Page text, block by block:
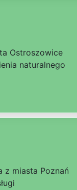
Ostroszowice
naturalnego
z miasta Poznań